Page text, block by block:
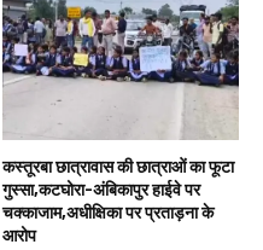
कस्तूरबा छात्रावास की छात्राओं का फूटा
गुस्सा,कटघोरा-अंबिकापुर हाईवे पर
चक्काजाम,अधीक्षिका पर प्रताड़ना के
आरोप